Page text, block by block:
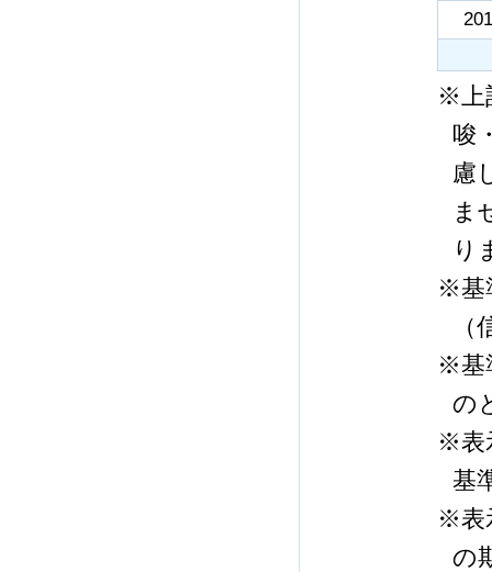
※上
唆
慮
ま
り
※基
※基
の
※表
基
※表
の